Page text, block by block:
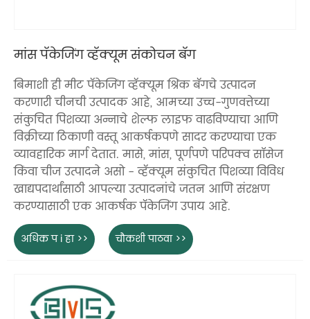
मांस पॅकेजिंग व्हॅक्यूम संकोचन बॅग
बिमाशी ही मीट पॅकेजिंग व्हॅक्यूम श्रिंक बॅगचे उत्पादन
करणारी चीनची उत्पादक आहे, आमच्या उच्च-गुणवत्तेच्या
संकुचित पिशव्या अन्नाचे शेल्फ लाइफ वाढविण्याचा आणि
विक्रीच्या ठिकाणी वस्तू आकर्षकपणे सादर करण्याचा एक
व्यावहारिक मार्ग देतात. मासे, मांस, पूर्णपणे परिपक्व सॉसेज
किंवा चीज उत्पादने असो - व्हॅक्यूम संकुचित पिशव्या विविध
खाद्यपदार्थांसाठी आपल्या उत्पादनांचे जतन आणि संरक्षण
करण्यासाठी एक आकर्षक पॅकेजिंग उपाय आहे.
अधिक प i हा >> चौकशी पाठवा >>